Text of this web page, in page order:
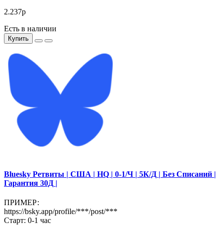
2.237р
Есть в наличии
Купить
Bluesky Ретвиты | США | HQ | 0-1/Ч | 5К/Д | Без Списаний |
Гарантия 30Д |
ПРИМЕР:
https://bsky.app/profile/***/post/***
Старт: 0-1 час